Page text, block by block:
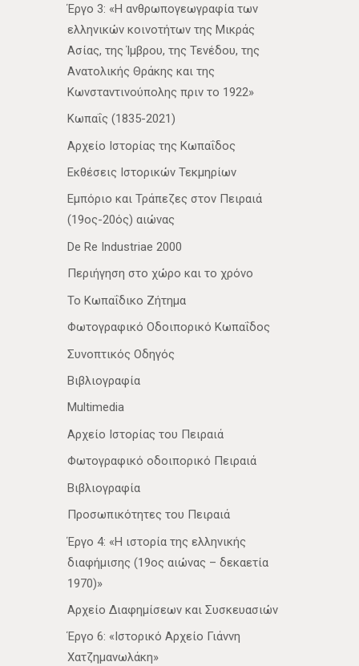
Έργο 3: «Η ανθρωπογεωγραφία των
ελληνικών κοινοτήτων της Μικράς
Ασίας, της Ίμβρου, της Τενέδου, της
Ανατολικής Θράκης και της
Κωνσταντινούπολης πριν το 1922»
Κωπαΐς (1835-2021)
Αρχείο Ιστορίας της Κωπαΐδος
Εκθέσεις Ιστορικών Τεκμηρίων
Εμπόριο και Τράπεζες στον Πειραιά
(19ος-20ός) αιώνας
De Re Industriae 2000
Περιήγηση στο χώρο και το χρόνο
Το Κωπαΐδικο Ζήτημα
Φωτογραφικό Οδοιπορικό Κωπαΐδος
Συνοπτικός Οδηγός
Βιβλιογραφία
Multimedia
Αρχείο Ιστορίας του Πειραιά
Φωτογραφικό οδοιπορικό Πειραιά
Βιβλιογραφία
Προσωπικότητες του Πειραιά
Έργο 4: «Η ιστορία της ελληνικής
διαφήμισης (19ος αιώνας – δεκαετία
1970)»
Αρχείο Διαφημίσεων και Συσκευασιών
Έργο 6: «Ιστορικό Αρχείο Γιάννη
Χατζημανωλάκη»